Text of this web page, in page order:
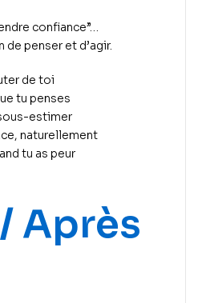
confiance”…
de penser et d’agir.
de toi
tu penses
estimer
naturellement
tu as peur
Après